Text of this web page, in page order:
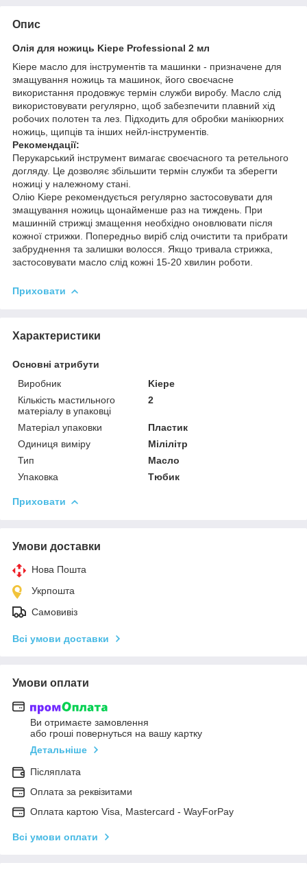
Опис
Олія для ножиць Kiepe Professional 2 мл
Kiepe масло для інструментів та машинки - призначене для
змащування ножиць та машинок, його своєчасне
використання продовжує термін служби виробу. Масло слід
використовувати регулярно, щоб забезпечити плавний хід
робочих полотен та лез. Підходить для обробки манікюрних
ножиць, щипців та інших нейл-інструментів.
Рекомендації:
Перукарський інструмент вимагає своєчасного та ретельного
догляду. Це дозволяє збільшити термін служби та зберегти
ножиці у належному стані.
Олію Kiepe рекомендується регулярно застосовувати для
змащування ножиць щонайменше раз на тиждень. При
машинній стрижці змащення необхідно оновлювати після
кожної стрижки. Попередньо виріб слід очистити та прибрати
забруднення та залишки волосся. Якщо тривала стрижка,
застосовувати масло слід кожні 15-20 хвилин роботи.
Приховати
Характеристики
Основні атрибути
Виробник
Kiepe
Кількість мастильного
матеріалу в упаковці
2
Матеріал упаковки
Пластик
Одиниця виміру
Мілілітр
Тип
Масло
Упаковка
Тюбик
Приховати
Умови доставки
Нова Пошта
Укрпошта
Самовивіз
Всі умови доставки
Умови оплати
Ви отримаєте замовлення
або гроші повернуться на вашу картку
Детальніше
Післяплата
Оплата за реквізитами
Оплата картою Visa, Mastercard - WayForPay
Всі умови оплати